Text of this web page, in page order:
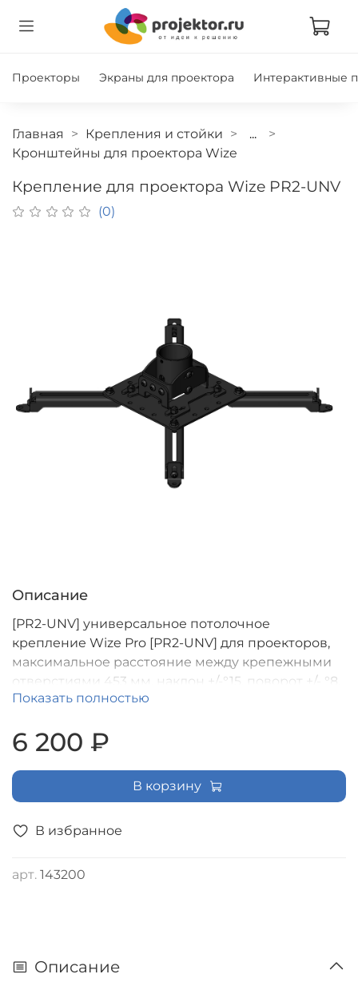
Проекторы Экраны для проектора Интерактивные
Главная Крепления и стойки
...
Кронштейны для проектора Wize
Крепление для проектора Wize PR2-UNV
(0)
В избранное
арт. 143200
Описание
[PR2-UNV] универсальное потолочное
крепление Wize Pro [PR2-UNV] для проекторов,
максимальное расстояние между крепежными
отверстиями 453 мм, наклон +/-°15, поворот +/- °8,
вращение 360°, до 35 кг, черный
Показать полностью
6 200 ₽
В корзину
Описание